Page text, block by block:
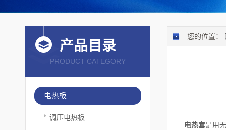
产品目录
PRODUCT CATEGORY
电热板
调压电热板
您的位置：
电热套是用